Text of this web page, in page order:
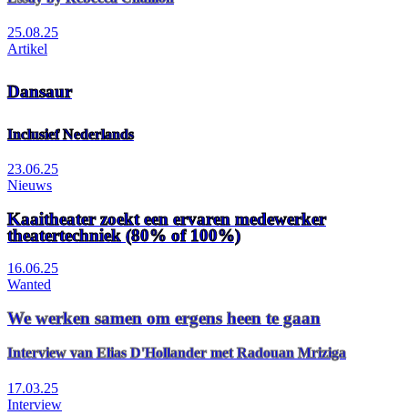
25.08.25
Artikel
Dansaur
Inclusief Nederlands
23.06.25
Nieuws
Kaaitheater zoekt een ervaren medewerker
theatertechniek (80% of 100%)
16.06.25
Wanted
We werken samen om ergens heen te gaan
Interview van Elias D'Hollander met Radouan Mriziga
17.03.25
Interview